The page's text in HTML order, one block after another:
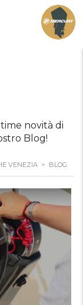
novità di
Blog!
VENEZIA > BLOG